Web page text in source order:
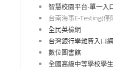
智慧校園平台-單一入
台南海事E-Testing(僅
全民英檢網
台灣銀行學雜費入口網
數位圖書館
全國高級中等學校學